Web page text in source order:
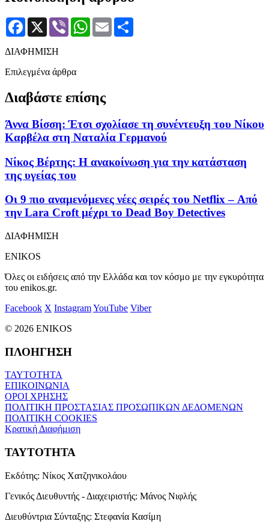
Facebook
X Viber WhatsApp
Email
ΔΙΑΦΗΜΙΣΗ
Επιλεγμένα άρθρα
Διαβάστε επίσης
Άννα Βίσση: Έτσι σχολίασε τη συνέντευξη του Νίκου
Καρβέλα στη Ναταλία Γερμανού
Νίκος Βέρτης: Η ανακοίνωση για την κατάσταση
της υγείας του
Οι 9 πιο αναμενόμενες νέες σειρές του Netflix – Από
την Lara Croft μέχρι το Dead Boy Detectives
ΔΙΑΦΗΜΙΣΗ
ENIKOS
Όλες οι ειδήσεις από την Ελλάδα και τον κόσμο με την εγκυρότητα
του enikos.gr.
Facebook X InstagramYouTube Viber
© 2026 ENIKOS
ΠΛΟΗΓΗΣΗ
ΤΑΥΤΟΤΗΤΑ
ΕΠΙΚΟΙΝΩΝΙΑ
ΟΡΟΙ ΧΡΗΣΗΣ
ΠΟΛΙΤΙΚΗ ΠΡΟΣΤΑΣΙΑΣ ΠΡΟΣΩΠΙΚΩΝ ΔΕΔΟΜΕΝΩΝ
ΠΟΛΙΤΙΚΗ COOKIES
Κρατική Διαφήμιση
ΤΑΥΤΟΤΗΤΑ
Εκδότης: Νίκος Χατζηνικολάου
Γενικός Διευθυντής - Διαχειριστής: Μάνος Νιφλής
Διευθύντρια Σύνταξης: Στεφανία Κασίμη